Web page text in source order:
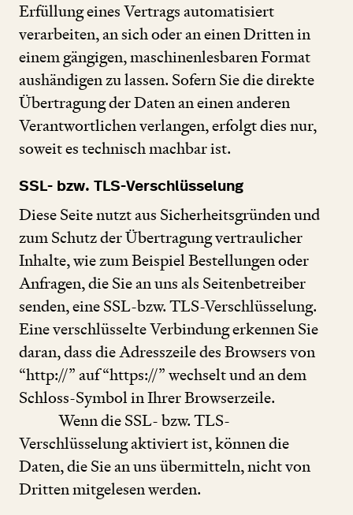
Erfüllung eines Vertrags automatisiert
verarbeiten, an sich oder an einen Dritten in
einem gängigen, maschinenlesbaren Format
aushändigen zu lassen. Sofern Sie die direkte
Übertragung der Daten an einen anderen
Verantwortlichen verlangen, erfolgt dies nur,
soweit es technisch machbar ist.
SSL- bzw. TLS-Verschlüsselung
Diese Seite nutzt aus Sicherheitsgründen und
zum Schutz der Übertragung vertraulicher
Inhalte, wie zum Beispiel Bestellungen oder
Anfragen, die Sie an uns als Seitenbetreiber
senden, eine SSL-bzw. TLS-Verschlüsselung.
Eine verschlüsselte Verbindung erkennen Sie
daran, dass die Adresszeile des Browsers von
“http://” auf“https://” wechselt und an dem
Schloss-Symbol in Ihrer Browserzeile.
Wenn die SSL- bzw. TLS-
Verschlüsselung aktiviert ist, können die
Daten, die Sie an uns übermitteln, nicht von
Dritten mitgelesen werden.